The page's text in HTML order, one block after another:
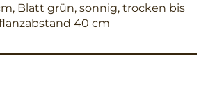
Blatt grün, sonnig, trocken bis
40 cm